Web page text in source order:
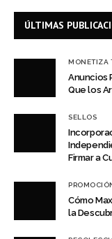
ÚLTIMAS
MONETIZA
Anuncios
Que los
SELLOS
Firmar a
Cómo
la